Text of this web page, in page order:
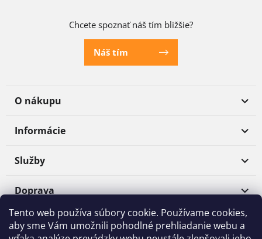
Tento web používa súbory cookie. Používame cookies,
aby sme Vám umožnili pohodlné prehliadanie webu a
Chcete spoznať náš tím bližšie?
Náš tím
O nákupu
Informácie
Služby
Doprava
Platba